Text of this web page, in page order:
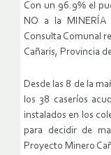
Con un 96.9% el
NO a la
Consulta Comunal
Cañaris, Provincia
Desde las 8 de la
los 38 caseríos
instalados en los
para decidir de
Proyecto Minero